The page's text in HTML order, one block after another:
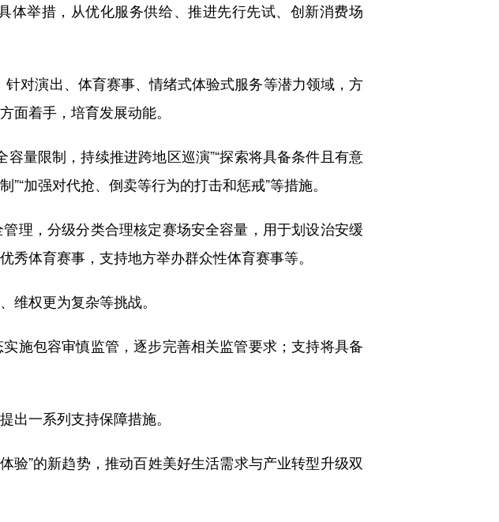
举措，从优化服务供给、推进先行先试、创新消费场
对演出、体育赛事、情绪式体验式服务等潜力领域，方
面着手，培育发展动能。
量限制，持续推进跨地区巡演”“探索将具备条件且有意
加强对代抢、倒卖等行为的打击和惩戒”等措施。
，分级分类合理核定赛场安全容量，用于划设治安缓
秀体育赛事，支持地方举办群众性体育赛事等。
权更为复杂等挑战。
包容审慎监管，逐步完善相关监管要求；支持将具备
一系列支持保障措施。
”的新趋势，推动百姓美好生活需求与产业转型升级双